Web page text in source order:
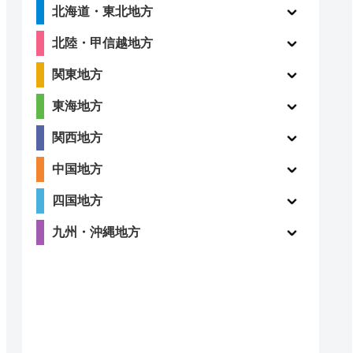
北海道・東北地方
北陸・甲信越地方
関東地方
東海地方
関西地方
中国地方
四国地方
九州・沖縄地方